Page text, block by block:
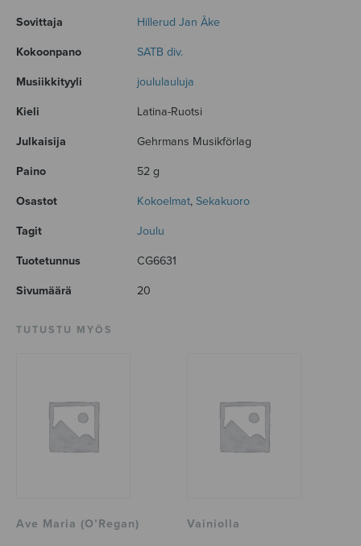
Sovittaja Hillerud Jan Åke
Kokoonpano SATB div.
Musiikkityyli joululauluja
Kieli Latina-Ruotsi
Julkaisija Gehrmans Musikförlag
Paino 52 g
Osastot Kokoelmat, Sekakuoro
Tagit Joulu
Tuotetunnus CG6631
Sivumäärä 20
TUTUSTU MYÖS
Ave Maria (O’Regan) Vainiolla